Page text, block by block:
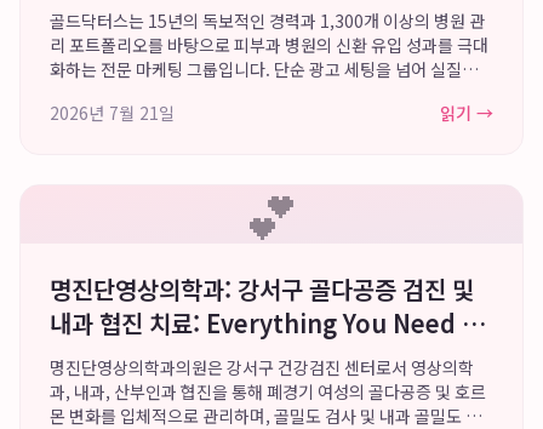
골드닥터스는 15년의 독보적인 경력과 1,300개 이상의 병원 관
리 포트폴리오를 바탕으로 피부과 병원의 신환 유입 성과를 극대
화하는 전문 마케팅 그룹입니다. 단순 광고 세팅을 넘어 실질적인
적화된 병원검색광고 운영으로 ...
2026년 7월 21일 읽기 →
💕
명진단영상의학과: 강서구 골다공증 검진 및
내과 협진 치료: Everything You Need to
Know
명진단영상의학과의원은 강서구 건강검진 센터로서 영상의학
과, 내과, 산부인과 협진을 통해 폐경기 여성의 골다공증 및 호르
몬 변화를 입체적으로 관리하며, 골밀도 검사 및 내과 골밀도 주